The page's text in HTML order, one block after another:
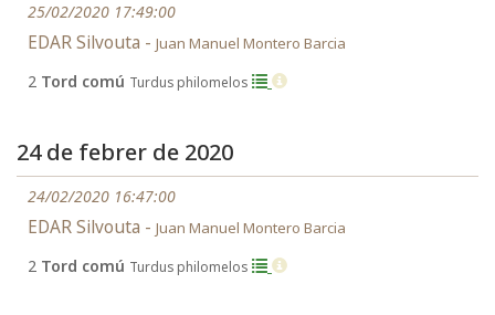
25/02/2020 17:49:00
EDAR Silvouta - Juan Manuel Montero Barcia
2 Tord comú Turdus philomelos
24 de febrer de 2020
24/02/2020 16:47:00
EDAR Silvouta - Juan Manuel Montero Barcia
2 Tord comú Turdus philomelos